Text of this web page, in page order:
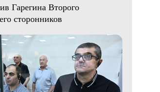
Гарегина Второго
сторонников